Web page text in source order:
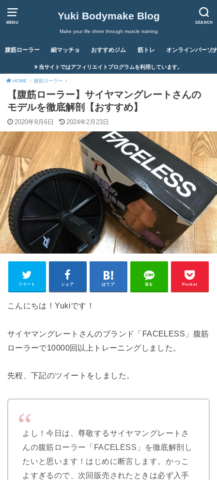
MENU SEARCH
Yuki Bodymake Blog
Make your life shine through muscle training
腹筋ローラー 細マッチョ おすすめジム 筋トレ オンラインパーソ
当サイトではアフィリエイトプログラムを利用しています。
HOME 腹筋ローラー
【腹筋ローラー】サイヤマングレートさんの
モデルを徹底解剖【おすすめ】
2020年9月6日 2024年2月23日
ツイート シェア はてブ 送る Pocket
こんにちは！Yukiです！
サイヤマングレートさんのブランド「FACELESS」腹筋
ローラーで10000回以上トレーニングしました。
先程、下記のツイートをしました。
よし！今日は、尊敬するサイヤマングレートさ
んの腹筋ローラー「FACELESS」を徹底解剖し
たいと思います！はじめに断言します。かっこ
よすぎるので、次回販売されたときは必ず入手